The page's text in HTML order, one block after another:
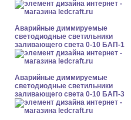
Аварийные диммируемые
светодиодные светильники
заливающего света 0-10 БАП-1
Аварийные диммируемые
светодиодные светильники
заливающего света 0-10 БАП-3